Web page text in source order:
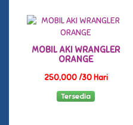
MOBIL AKI WRANGLER
ORANGE
250,000 /30 Hari
Tersedia